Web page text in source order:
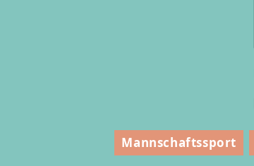
Mannschaftssport
Erstellen Sie ein
unglaubliches Event für